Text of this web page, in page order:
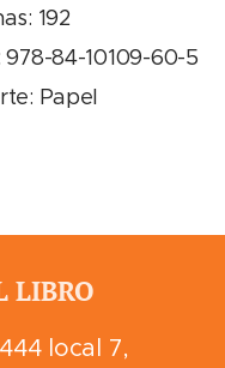
192
978-84-10109-60-5
Papel
LIBRO
local 7,